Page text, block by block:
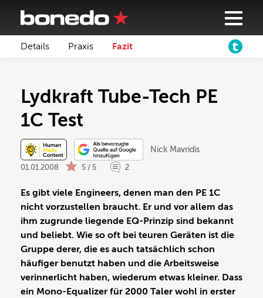
Details Praxis Fazit
Lydkraft Tube-Tech PE
1C Test
Nick Mavridis
01.01.2008 5 / 5 2
Es gibt viele Engineers, denen man den PE 1C
nicht vorzustellen braucht. Er und vor allem das
ihm zugrunde liegende EQ-Prinzip sind bekannt
und beliebt. Wie so oft bei teuren Geräten ist die
Gruppe derer, die es auch tatsächlich schon
häufiger benutzt haben und die Arbeitsweise
verinnerlicht haben, wiederum etwas kleiner. Dass
ein Mono-Equalizer für 2000 Taler wohl in erster